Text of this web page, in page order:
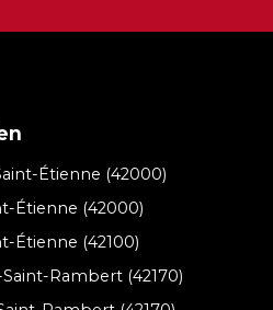
Étienne (42000)
Étienne (42000)
Étienne (42100)
Rambert (42170)